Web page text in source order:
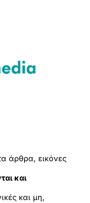
άρθρα, εικόνες
και
και μη,